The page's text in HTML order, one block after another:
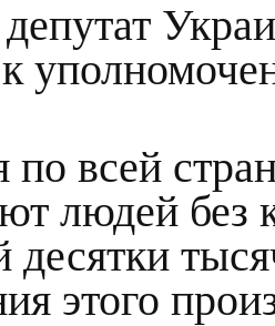
всей
людей без
десятки
этого